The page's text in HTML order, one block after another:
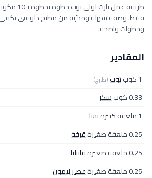
وخطوات واضحة.
المقادير
1 كوب توت(طازج)
0.33 كوب
سكر
1 ملعقة كبيرة
نشا
0.25 ملعقة صغيرة
قرفة
0.25 ملعقة صغيرة
فانيليا
0.25 ملعقة صغيرة
عصير ليمون